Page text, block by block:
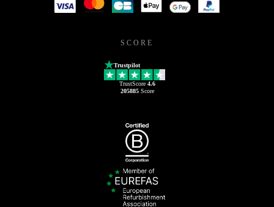
SCORE
Trustpilot
TrustScore 4.6
205885Score